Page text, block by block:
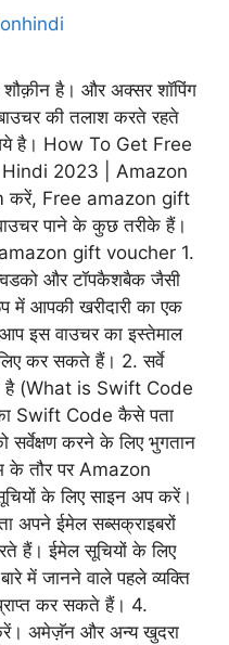
है। और अक्सर शॉपिंग
की तलाश करते रहते
है। How To Get Free
2023 | Amazon
करें, Free amazon gift
पाने के कुछ तरीके हैं।
amazon gift voucher 1.
और टॉपकैशबैक जैसी
आपकी खरीदारी का एक
इस वाउचर का इस्तेमाल
कर सकते हैं। 2. सर्वे
है (What is Swift Code
Swift Code कैसे पता
करने के लिए भुगतान
के तौर पर Amazon
के लिए साइन अप करें।
अपने ईमेल सब्सक्राइबरों
हैं। ईमेल सूचियों के लिए
में जानने वाले पहले व्यक्ति
कर सकते हैं। 4.
करें। अमेज़ॅन और अन्य खुदरा